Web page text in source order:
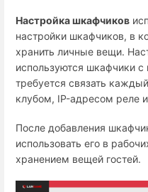
Настройка шкафчиков
настройки шкафчиков, в
хранить личные вещи.
используются шкафчики
требуется связать
клубом, IP-адресом реле
После добавления
использовать его в
хранением вещей гостей.